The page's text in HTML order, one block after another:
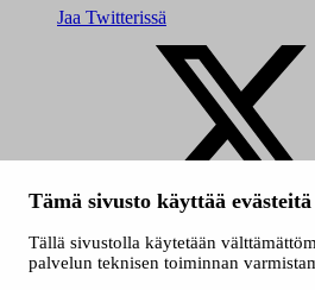
Tämä sivusto käyttää evästeitä
Tällä sivustolla käytetään
palvelun teknisen toiminnan
Jaa Twitterissä